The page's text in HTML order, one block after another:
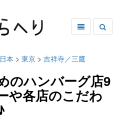
日本 > 東京 > 吉祥寺／三鷹
のハンバーグ店9
や各店のこだわ